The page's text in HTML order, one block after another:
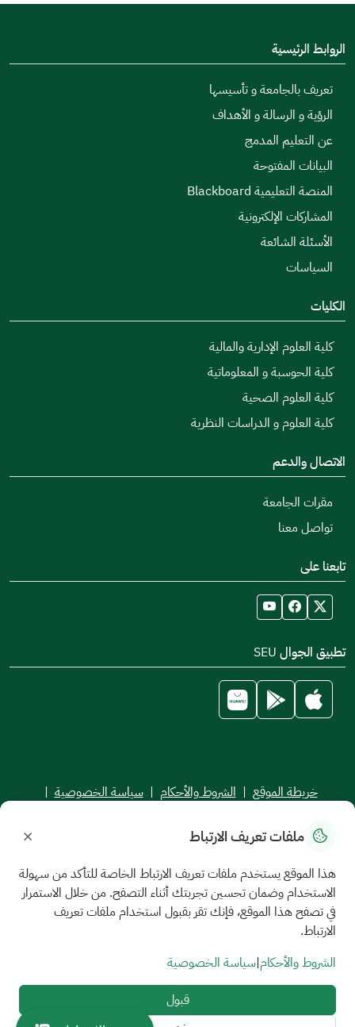
الروابط الرئيسية
تعريف بالجامعة و تأسيسها
الرؤية و الرسالة و الأهداف
عن التعليم المدمج
البيانات المفتوحة
المنصة التعليمية Blackboard
المشاركات الإلكترونية
الأسئلة الشائعة
السياسات
الكليات
كلية العلوم الإدارية والمالية
كلية الحوسبة و المعلوماتية
كلية العلوم الصحية
كلية العلوم و الدراسات النظرية
الاتصال والدعم
مقرات الجامعة
تواصل معنا
تابعنا على
تطبيق الجوال SEU
خريطة الموقع | الشروط والأحكام | سياسة الخصوصية |
جميع الحقوق محفوظة للجامعة السعودية الإلكترونية © 2026
ملفات تعريف الارتباط ×
هذا الموقع يستخدم ملفات تعريف الارتباط الخاصة للتأكد من سهولة
الاستخدام وضمان تحسين تجربتك أثناء التصفح. من خلال الاستمرار
في تصفح هذا الموقع، فإنك تقر بقبول استخدام ملفات تعريف
الارتباط.
الشروط والأحكام|سياسة الخصوصية
قبول